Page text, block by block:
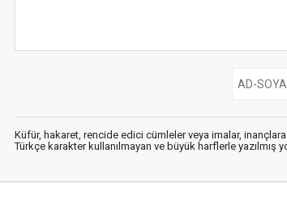
Küfür, hakaret, rencide edici cümleler veya imalar, inançlara
Türkçe karakter kullanılmayan ve büyük harflerle yazılmış